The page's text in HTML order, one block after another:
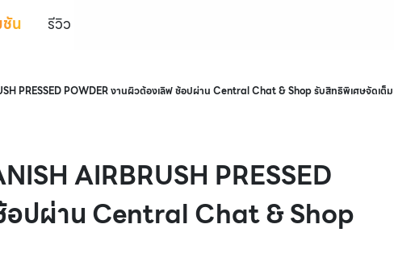
ชัน รีวิว
PRESSED POWDER งานผิวต้องเลิฟ ช้อปผ่าน Central Chat & Shop รับสิทธิพิเศษจัดเต็ม
AIRBRUSH PRESSED
อปผ่าน Central Chat & Shop